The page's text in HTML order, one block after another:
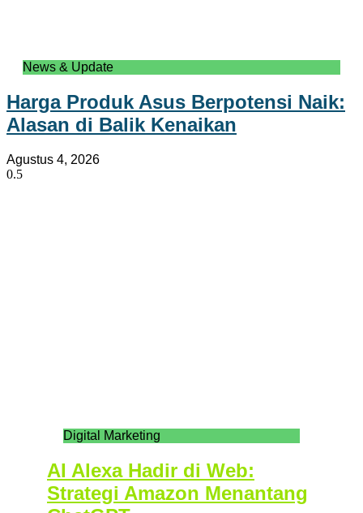
News & Update
Harga Produk Asus Berpotensi Naik:
Alasan di Balik Kenaikan
Agustus 4, 2026
Digital Marketing
AI Alexa Hadir di Web:
Strategi Amazon Menantang